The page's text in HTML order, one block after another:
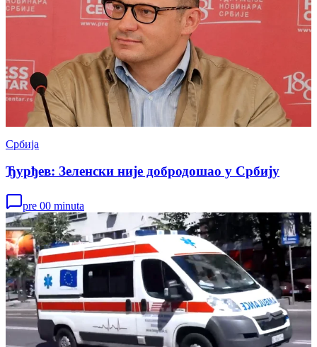
Србија
Ђурђев: Зеленски није добродошао у Србију
pre 00 minuta